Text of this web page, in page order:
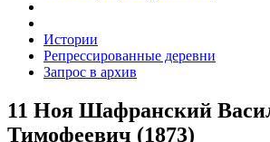
Истории
Репрессированные деревни
Запрос в архив
11 Ноя Шафранский
Тимофеевич (1873)